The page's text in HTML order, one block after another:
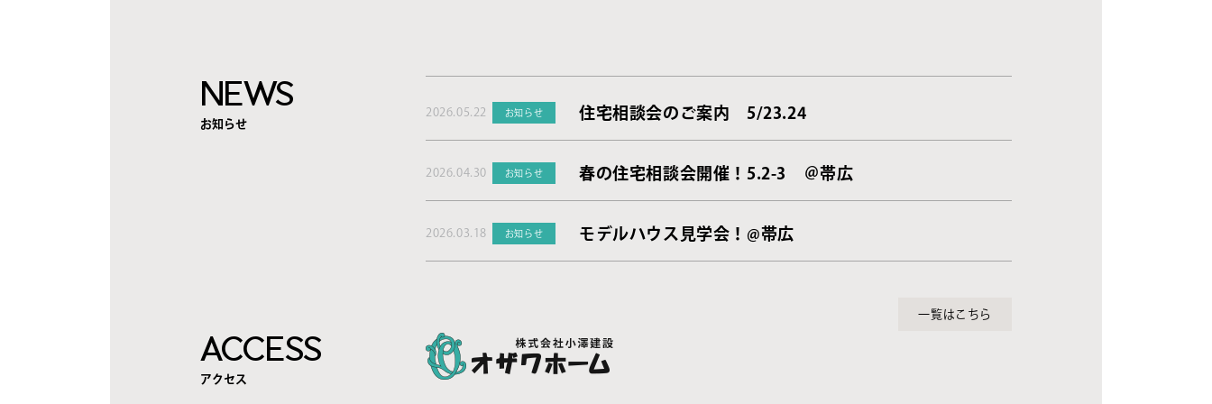
NEWS
お知らせ
2026.05.22 お知らせ 住宅相談会のご案内 5/23.24
2026.04.30 お知らせ 春の住宅相談会開催！5.2-3 ＠帯広
2026.03.18 お知らせ モデルハウス見学会！@帯広
一覧はこちら
ACCESS
アクセス